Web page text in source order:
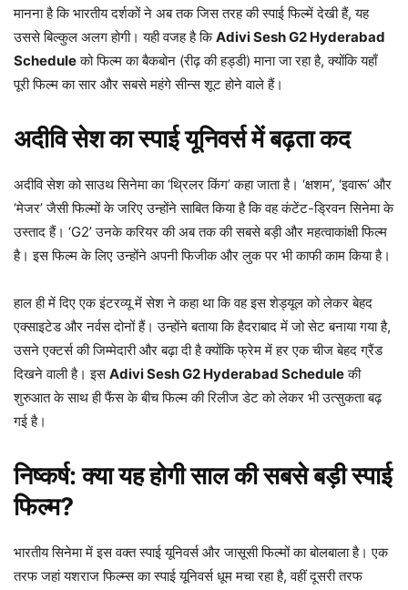
मानना है कि भारतीय दर्शकों ने अब तक जिस तरह की स्पाई फिल्में देखी हैं, यह
उससे बिल्कुल अलग होगी। यही वजह है किAdivi Sesh G2 Hyderabad
Scheduleको फिल्म का बैकबोन (रीढ़ की हड्डी) माना जा रहा है, क्योंकि यहाँ
पूरी फिल्म का सार और सबसे महंगे सीन्स शूट होने वाले हैं।
अदीवि सेश का स्पाई यूनिवर्स में बढ़ता कद
अदीवि सेश को साउथ सिनेमा का ‘थ्रिलर किंग’ कहा जाता है। ‘क्षशम’, ‘इवारू’ और
‘मेजर’ जैसी फिल्मों के जरिए उन्होंने साबित किया है कि वह कंटेंट-ड्रिवन सिनेमा के
उस्ताद हैं। ‘G2’ उनके करियर की अब तक की सबसे बड़ी और महत्वाकांक्षी फिल्म
है। इस फिल्म के लिए उन्होंने अपनी फिजीक और लुक पर भी काफी काम किया है।
हाल ही में दिए एक इंटरव्यू में सेश ने कहा था कि वह इस शेड्यूल को लेकर बेहद
एक्साइटेड और नर्वस दोनों हैं। उन्होंने बताया कि हैदराबाद में जो सेट बनाया गया है,
उसने एक्टर्स की जिम्मेदारी और बढ़ा दी है क्योंकि फ्रेम में हर एक चीज बेहद ग्रैंड
दिखने वाली है। इसAdivi Sesh G2 Hyderabad Scheduleकी
शुरुआत के साथ ही फैंस के बीच फिल्म की रिलीज डेट को लेकर भी उत्सुकता बढ़
गई है।
निष्कर्ष: क्या यह होगी साल की सबसे बड़ी स्पाई
फिल्म?
भारतीय सिनेमा में इस वक्त स्पाई यूनिवर्स और जासूसी फिल्मों का बोलबाला है। एक
तरफ जहां यशराज फिल्म्स का स्पाई यूनिवर्स धूम मचा रहा है, वहीं दूसरी तरफ